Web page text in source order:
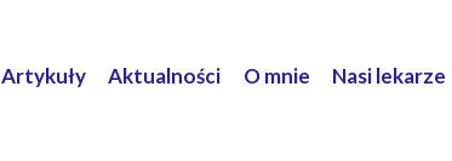
Artykuły Aktualności O mnie Nasi lekarze